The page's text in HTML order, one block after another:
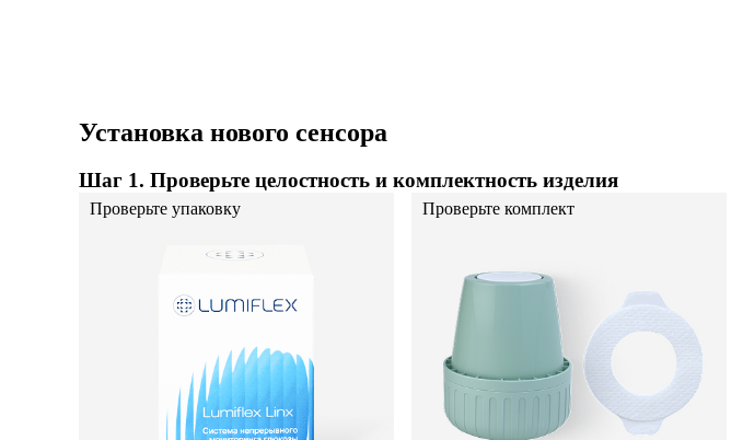
Установка нового сенсора
Шаг 1. Проверьте целостность и комплектность изделия
Проверьте упаковку Проверьте комплект